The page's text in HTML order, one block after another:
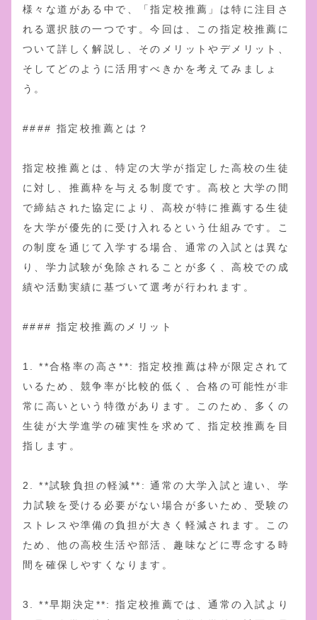
様々な道がある中で、「指定校推薦」は特に注目さ
れる選択肢の一つです。今回は、この指定校推薦に
ついて詳しく解説し、そのメリットやデメリット、
そしてどのように活用すべきかを考えてみましょ
う。
#### 指定校推薦とは？
指定校推薦とは、特定の大学が指定した高校の生徒
に対し、推薦枠を与える制度です。高校と大学の間
で締結された協定により、高校が特に推薦する生徒
を大学が優先的に受け入れるという仕組みです。こ
の制度を通じて入学する場合、通常の入試とは異な
り、学力試験が免除されることが多く、高校での成
績や活動実績に基づいて選考が行われます。
#### 指定校推薦のメリット
1. **合格率の高さ**: 指定校推薦は枠が限定されて
いるため、競争率が比較的低く、合格の可能性が非
常に高いという特徴があります。このため、多くの
生徒が大学進学の確実性を求めて、指定校推薦を目
指します。
2. **試験負担の軽減**: 通常の大学入試と違い、学
力試験を受ける必要がない場合が多いため、受験の
ストレスや準備の負担が大きく軽減されます。この
ため、他の高校生活や部活、趣味などに専念する時
間を確保しやすくなります。
3. **早期決定**: 指定校推薦では、通常の入試より